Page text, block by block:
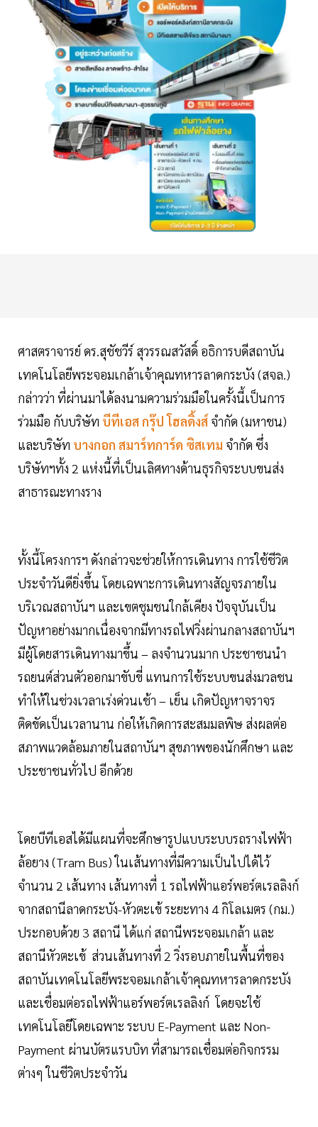
ศาสตราจารย์ ดร.สุชัชวีร์ สุวรรณสวัสดิ์ อธิการบดีสถาบัน
เทคโนโลยีพระจอมเกล้าเจ้าคุณทหารลาดกระบัง (สจล.)
กล่าวว่า ที่ผ่านมาได้ลงนามความร่วมมือในครั้งนี้เป็นการ
ร่วมมือ กับบริษัท บีทีเอส กรุ๊ป โฮลดิ้งส์ จำกัด (มหาชน)
และบริษัท บางกอก สมาร์ทการ์ด ซิสเทม จำกัด ซึ่ง
บริษัทฯทั้ง 2 แห่งนี้ที่เป็นเลิศทางด้านธุรกิจระบบขนส่ง
สาธารณะทางราง
ทั้งนี้โครงการฯ ดังกล่าวจะช่วยให้การเดินทาง การใช้ชีวิต
ประจำวันดียิ่งขึ้น โดยเฉพาะการเดินทางสัญจรภายใน
บริเวณสถาบันฯ และเขตชุมชนใกล้เคียง ปัจจุบันเป็น
ปัญหาอย่างมากเนื่องจากมีทางรถไฟวิ่งผ่านกลางสถาบันฯ
มีผู้โดยสารเดินทางมาขึ้น – ลงจำนวนมาก ประชาชนนำ
รถยนต์ส่วนตัวออกมาขับขี่ แทนการใช้ระบบขนส่งมวลชน
ทำให้ในช่วงเวลาเร่งด่วนเช้า – เย็น เกิดปัญหาจราจร
ติดขัดเป็นเวลานาน ก่อให้เกิดการสะสมมลพิษ ส่งผลต่อ
สภาพแวดล้อมภายในสถาบันฯ สุขภาพของนักศึกษา และ
ประชาชนทั่วไป อีกด้วย
โดยบีทีเอสได้มีแผนที่จะศึกษารูปแบบระบบรถรางไฟฟ้า
ล้อยาง (Tram Bus) ในเส้นทางที่มีความเป็นไปได้ไว้
จำนวน 2 เส้นทาง เส้นทางที่ 1 รถไฟฟ้าแอร์พอร์ตเรลลิงก์
จากสถานีลาดกระบัง-หัวตะเข้ ระยะทาง 4 กิโลเมตร (กม.)
ประกอบด้วย 3 สถานี ได้แก่ สถานีพระจอมเกล้า และ
สถานีหัวตะเข้ ส่วนเส้นทางที่ 2 วิ่งรอบภายในพื้นที่ของ
สถาบันเทคโนโลยีพระจอมเกล้าเจ้าคุณทหารลาดกระบัง
และเชื่อมต่อรถไฟฟ้าแอร์พอร์ตเรลลิงก์ โดยจะใช้
เทคโนโลยีโดยเฉพาะ ระบบ E-Payment และ Non-
Payment ผ่านบัตรแรบบิท ที่สามารถเชื่อมต่อกิจกรรม
ต่างๆ ในชีวิตประจำวัน